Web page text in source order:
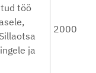
töö
ja
2000